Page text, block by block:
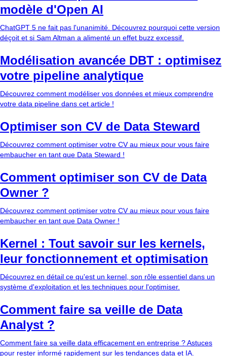
modèle d'Open AI
ChatGPT 5 ne fait pas l'unanimité. Découvrez pourquoi cette version
déçoit et si Sam Altman a alimenté un effet buzz excessif.
Modélisation avancée DBT : optimisez
votre pipeline analytique
Découvrez comment modéliser vos données et mieux comprendre
votre data pipeline dans cet article !
Optimiser son CV de Data Steward
Découvrez comment optimiser votre CV au mieux pour vous faire
embaucher en tant que Data Steward !
Comment optimiser son CV de Data
Owner ?
Découvrez comment optimiser votre CV au mieux pour vous faire
embaucher en tant que Data Owner !
Kernel : Tout savoir sur les kernels,
leur fonctionnement et optimisation
Découvrez en détail ce qu'est un kernel, son rôle essentiel dans un
système d'exploitation et les techniques pour l'optimiser.
Comment faire sa veille de Data
Analyst ?
Comment faire sa veille data efficacement en entreprise ? Astuces
pour rester informé rapidement sur les tendances data et IA.